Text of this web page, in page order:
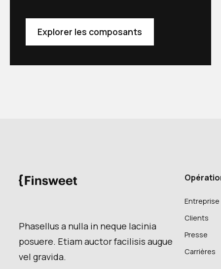
Explorer les composants
Phasellus a nulla in neque lacinia
posuere. Etiam auctor facilisis augue
vel gravida.
Entreprise
Clients
Presse
Carrières